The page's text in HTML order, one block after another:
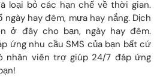
loại bỏ các hạn chế về thời gian.
hay đêm, mưa hay nắng. Dịch
ở đây cho bạn, ngày hay đêm.
ứng nhu cầu SMS của bạn bất cứ
nhân viên trợ giúp 24/7 đáp ứng